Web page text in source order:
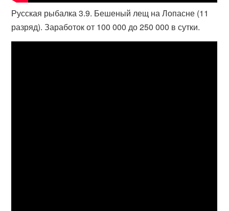
Русская рыбалка 3.9. Бешеный лещ на Лопасне (11
разряд). Заработок от 100 000 до 250 000 в сутки.